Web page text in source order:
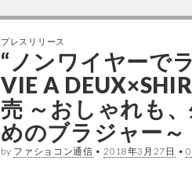
プレスリリース
“ノンワイヤーで
VIE A
売 ～おしゃれも
めのブラジャー～
by ファショコン通信 • 2018年3月27日 •